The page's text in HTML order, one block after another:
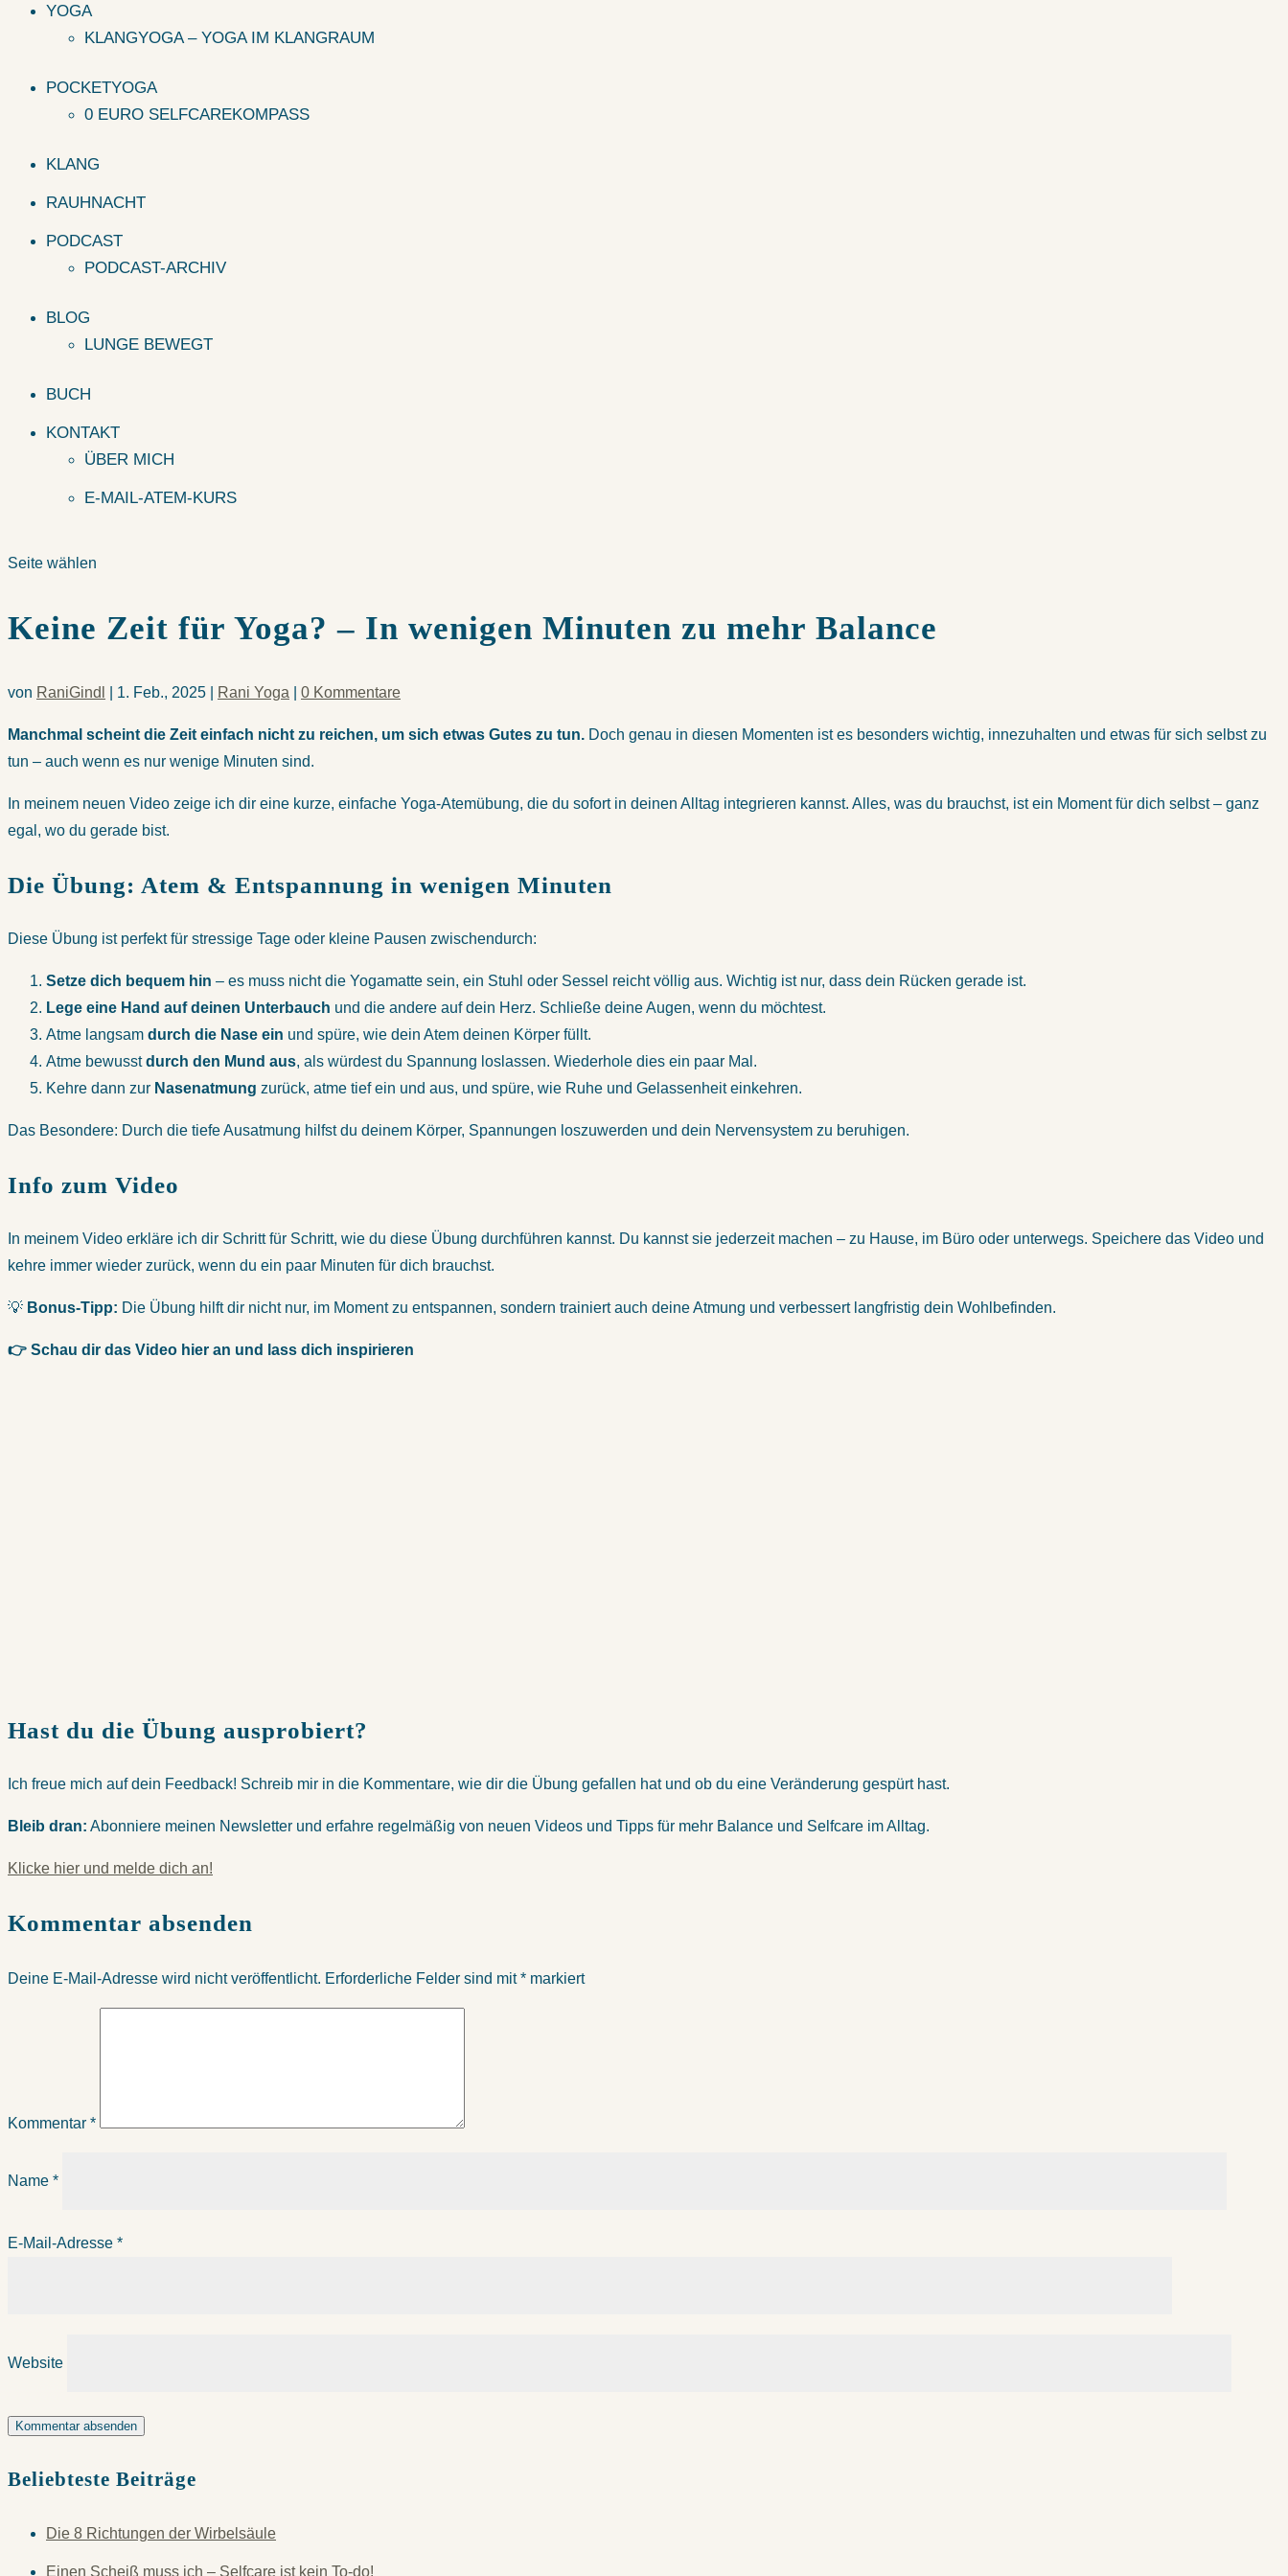
YOGA
KLANGYOGA – YOGA IM KLANGRAUM
POCKETYOGA
0 EURO SELFCAREKOMPASS
KLANG
RAUHNACHT
PODCAST
PODCAST-ARCHIV
BLOG
LUNGE BEWEGT
BUCH
KONTAKT
ÜBER MICH
E-MAIL-ATEM-KURS
Seite wählen
Keine Zeit für Yoga? – In wenigen Minuten zu mehr Balance
von RaniGindl 1. Feb., 2025 Rani Yoga 0 Kommentare
Manchmal scheint die Zeit einfach nicht zu reichen, um sich etwas Gutes zu tun. Doch genau in diesen Momenten ist es besonders wichtig, innezuhalten und etwas für sich selbst zu
tun – auch wenn es nur wenige Minuten sind.
In meinem neuen Video zeige ich dir eine kurze, einfache Yoga-Atemübung, die du sofort in deinen Alltag integrieren kannst. Alles, was du brauchst, ist ein Moment für dich selbst – ganz
egal, wo du gerade bist.
Die Übung: Atem & Entspannung in wenigen Minuten
Diese Übung ist perfekt für stressige Tage oder kleine Pausen zwischendurch:
Setze dich bequem hin – es muss nicht die Yogamatte sein, ein Stuhl oder Sessel reicht völlig aus. Wichtig ist nur, dass dein Rücken gerade ist.
Lege eine Hand auf deinen Unterbauch und die andere auf dein Herz. Schließe deine Augen, wenn du möchtest.
Atme langsam durch die Nase ein und spüre, wie dein Atem deinen Körper füllt.
Atme bewusstdurch den Mund aus, als würdest du Spannung loslassen. Wiederhole dies ein paar Mal.
Kehre dann zur Nasenatmung zurück, atme tief ein und aus, und spüre, wie Ruhe und Gelassenheit einkehren.
Das Besondere: Durch die tiefe Ausatmung hilfst du deinem Körper, Spannungen loszuwerden und dein Nervensystem zu beruhigen.
Info zum Video
In meinem Video erkläre ich dir Schritt für Schritt, wie du diese Übung durchführen kannst. Du kannst sie jederzeit machen – zu Hause, im Büro oder unterwegs. Speichere das Video und
kehre immer wieder zurück, wenn du ein paar Minuten für dich brauchst.
💡 Bonus-Tipp: Die Übung hilft dir nicht nur, im Moment zu entspannen, sondern trainiert auch deine Atmung und verbessert langfristig dein Wohlbefinden.
👉 Schau dir das Video hier an und lass dich inspirieren
Hast du die Übung ausprobiert?
Ich freue mich auf dein Feedback! Schreib mir in die Kommentare, wie dir die Übung gefallen hat und ob du eine Veränderung gespürt hast.
Bleib dran: Abonniere meinen Newsletter und erfahre regelmäßig von neuen Videos und Tipps für mehr Balance und Selfcare im Alltag.
Klicke hier und melde dich an!
Kommentar absenden
Deine E-Mail-Adresse wird nicht veröffentlicht. Erforderliche Felder sind mit* markiert
Kommentar *
Name *
E-Mail-Adresse *
Website
Beliebteste Beiträge
Die 8 Richtungen der Wirbelsäule
Einen Scheiß muss ich – Selfcare ist kein To-do!